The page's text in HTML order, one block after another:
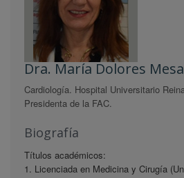
Dra. María Dolores
Cardiología. Hospital Universitario
Presidenta de la FAC.
Biografía
Títulos académicos:
1. Licenciada en Medicina y Cirugía